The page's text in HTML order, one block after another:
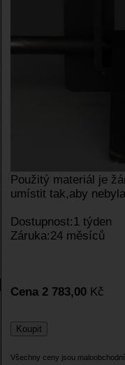
Použitý materiál je
umístit tak,aby
Dostupnost:1 týden
Záruka:24 měsíců
Cena 2 783,00 Kč
Všechny ceny jsou